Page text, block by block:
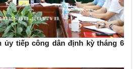
tiếp công dân định kỳ tháng 6